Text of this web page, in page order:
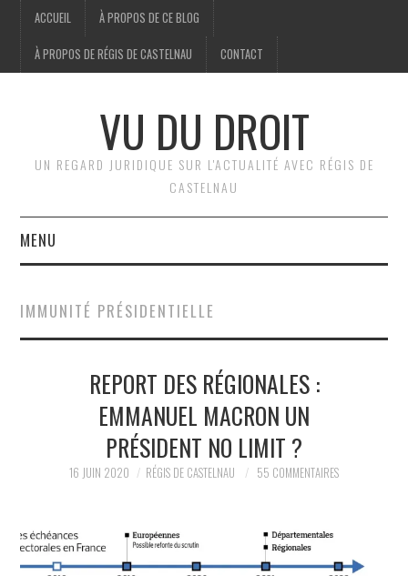
ACCUEIL À PROPOS DE CE BLOG
À PROPOS DE RÉGIS DE CASTELNAU CONTACT
VU DU DROIT
UN REGARD JURIDIQUE SUR L'ACTUALITÉ AVEC RÉGIS DE
CASTELNAU
MENU
BRÈVES
JURIDIQUE
POLITIQUE
HISTOIRE
SPORT
IMMUNITÉ PRÉSIDENTIELLE
REPORT DES RÉGIONALES :
EMMANUEL MACRON UN
PRÉSIDENT NO LIMIT ?
16 JUIN 2020 RÉGIS DE CASTELNAU 55 COMMENTAIRES